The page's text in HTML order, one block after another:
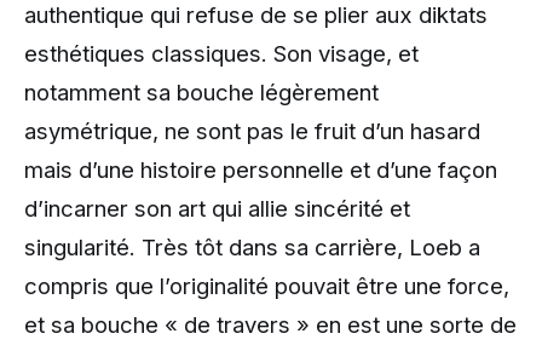
authentique qui refuse de se plier aux diktats
esthétiques classiques. Son visage, et
notamment sa bouche légèrement
asymétrique, ne sont pas le fruit d’un hasard
mais d’une histoire personnelle et d’une façon
d’incarner son art qui allie sincérité et
singularité. Très tôt dans sa carrière, Loeb a
compris que l’originalité pouvait être une force,
et sa bouche « de travers » en est une sorte de